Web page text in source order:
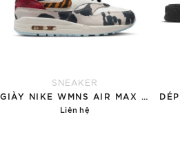
SNEAKER
GIÀY NIKE WMNS AIR MAX 1 '87 'GREAT INDOORS'
Liên hệ